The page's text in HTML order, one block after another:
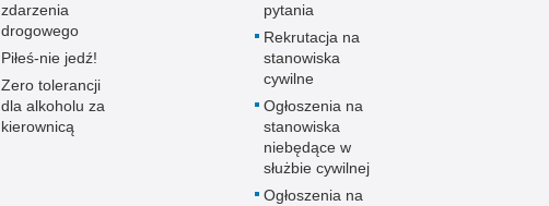
zdarzenia
drogowego
Piłeś-nie jedź!
Zero tolerancji
dla alkoholu za
kierownicą
pytania
Rekrutacja na
stanowiska
cywilne
Ogłoszenia na
stanowiska
niebędące w
służbie cywilnej
Ogłoszenia na